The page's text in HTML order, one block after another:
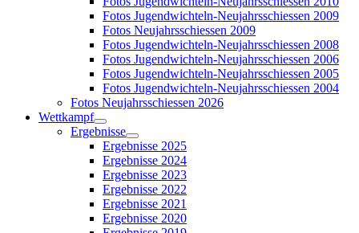
Fotos Jugendwichteln-Neujahrsschiessen 2009
Fotos Neujahrsschiessen 2009
Fotos Jugendwichteln-Neujahrsschiessen 2008
Fotos Jugendwichteln-Neujahrsschiessen 2006
Fotos Jugendwichteln-Neujahrsschiessen 2005
Fotos Jugendwichteln-Neujahrsschiessen 2004
Fotos Neujahrsschiessen 2026
Wettkampf
Ergebnisse
Ergebnisse 2025
Ergebnisse 2024
Ergebnisse 2023
Ergebnisse 2022
Ergebnisse 2021
Ergebnisse 2020